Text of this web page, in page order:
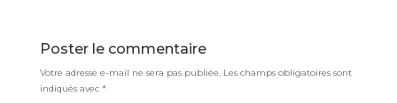
Poster le commentaire
Votre adresse e-mail ne sera pas publiée. Les champs obligatoires sont
indiqués avec *